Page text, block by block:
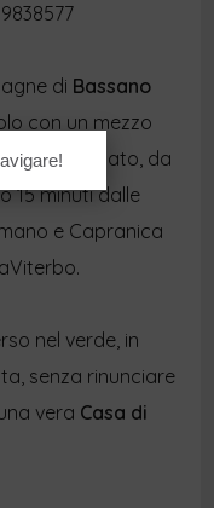
di Bassano
con un mezzo
centro abitato, da
15 minuti dalle
e Capranica
nel verde, in
senza rinunciare
vera Casa di